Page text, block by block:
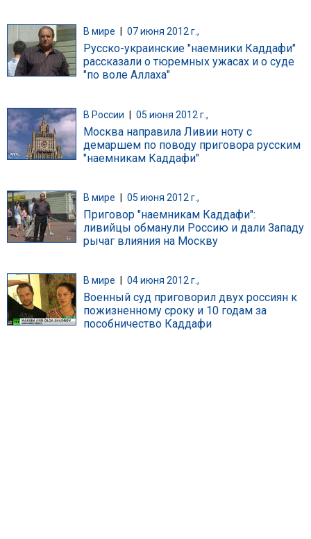
В мире 07 июня 2012 г.,
Русско-украинские "наемники Каддафи"
рассказали о тюремных ужасах и о суде
"по воле Аллаха"
В России | 05 июня 2012 г.,
Москва направила Ливии ноту с
демаршем по поводу приговора русским
"наемникам Каддафи"
В мире 05 июня 2012 г.,
Приговор "наемникам Каддафи":
ливийцы обманули Россию и дали Западу
рычаг влияния на Москву
В мире 04 июня 2012 г.,
Военный суд приговорил двух россиян к
пожизненному сроку и 10 годам за
пособничество Каддафи